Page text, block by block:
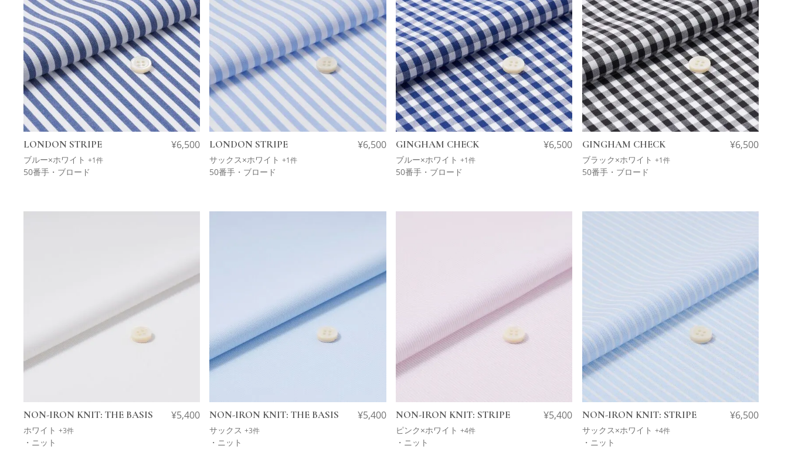
LONDON STRIPE
ブルー×ホワイト +1件
¥6,500
50番手・ブロード
LONDON STRIPE
サックス×ホワイト+1件
¥6,500
50番手・ブロード
GINGHAM CHECK
ブルー×ホワイト +1件
¥6,500
50番手・ブロード
GINGHAM CHECK
ブラック×ホワイト +1件
¥6,500
50番手・ブロード
NON-IRON KNIT: THE BASIS
ホワイト +3件
¥5,400
・ニット
NON-IRON KNIT: THE BASIS
サックス+3件
¥5,400
・ニット
NON-IRON KNIT: STRIPE
ピンク×ホワイト +4件
¥5,400
・ニット
NON-IRON KNIT: STRIPE
サックス×ホワイト +4件
¥6,500
・ニット